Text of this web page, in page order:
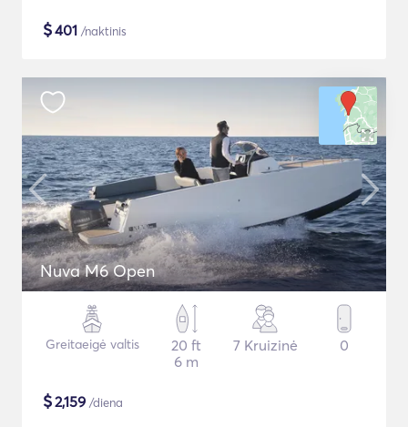
$401 /naktinis
Nuva M6 Open
Greitaeigė valtis
20 ft
6 m
7 Kruizinė 0
$2,159 /diena